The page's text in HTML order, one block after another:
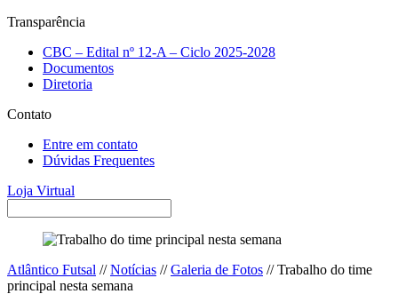
Transparência
CBC – Edital nº 12-A – Ciclo 2025-2028
Documentos
Diretoria
Contato
Entre em contato
Dúvidas Frequentes
Loja Virtual
Atlântico Futsal //Notícias //Galeria de Fotos //Trabalho do time
principal nesta semana